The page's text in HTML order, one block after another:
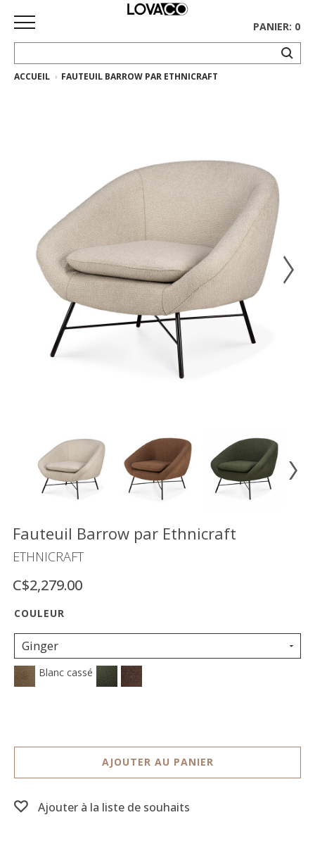
ACCUEIL
Ethnicraft
Collection
Gus*
Tapis
Vente
démonstrateurs
LISTE
SOUHAITS
PANIER: 0
ACCUEIL FAUTEUIL BARROW PAR ETHNICRAFT
Fauteuil Barrow par Ethnicraft
ETHNICRAFT
C$2,279.00
Ginger
Blanc cassé
AJOUTER AU PANIER
Ajouter à la liste de souhaits